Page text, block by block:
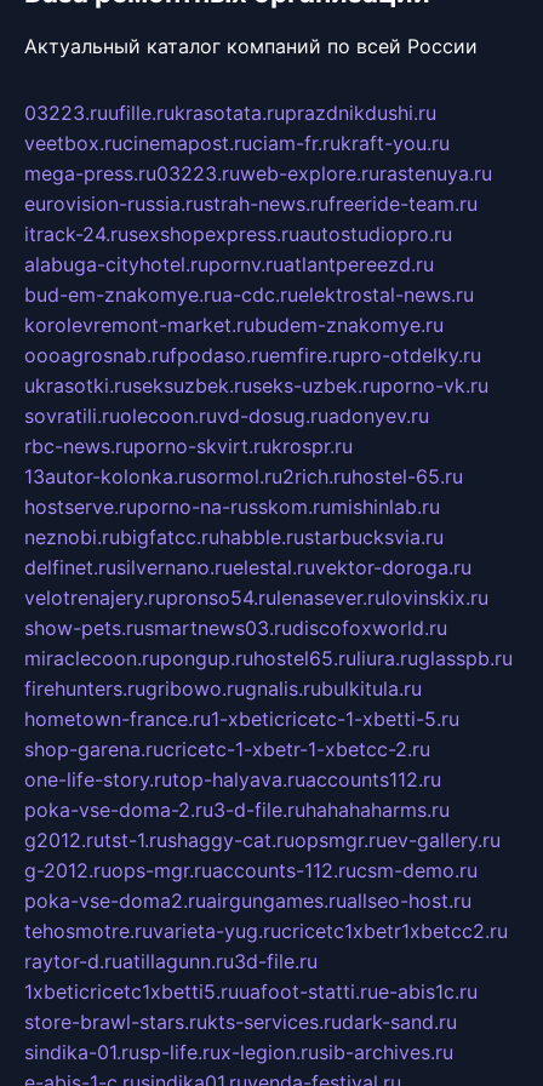
Актуальный каталог компаний по всей России
03223.ruufille.rukrasotata.ruprazdnikdushi.ru
veetbox.rucinemapost.ruciam-fr.rukraft-you.ru
mega-press.ru03223.ruweb-explore.rurastenuya.ru
eurovision-russia.rustrah-news.rufreeride-team.ru
itrack-24.rusexshopexpress.ruautostudiopro.ru
alabuga-cityhotel.rupornv.ruatlantpereezd.ru
bud-em-znakomye.rua-cdc.ruelektrostal-news.ru
korolevremont-market.rubudem-znakomye.ru
oooagrosnab.rufpodaso.ruemfire.rupro-otdelky.ru
ukrasotki.ruseksuzbek.ruseks-uzbek.ruporno-vk.ru
sovratili.ruolecoon.ruvd-dosug.ruadonyev.ru
rbc-news.ruporno-skvirt.rukrospr.ru
13autor-kolonka.rusormol.ru2rich.ruhostel-65.ru
hostserve.ruporno-na-russkom.rumishinlab.ru
neznobi.rubigfatcc.ruhabble.rustarbucksvia.ru
delfinet.rusilvernano.ruelestal.ruvektor-doroga.ru
velotrenajery.rupronso54.rulenasever.rulovinskix.ru
show-pets.rusmartnews03.rudiscofoxworld.ru
miraclecoon.rupongup.ruhostel65.ruliura.ruglasspb.ru
firehunters.rugribowo.rugnalis.rubulkitula.ru
hometown-france.ru1-xbeticricetc-1-xbetti-5.ru
shop-garena.rucricetc-1-xbetr-1-xbetcc-2.ru
one-life-story.rutop-halyava.ruaccounts112.ru
poka-vse-doma-2.ru3-d-file.ruhahahaharms.ru
g2012.rutst-1.rushaggy-cat.ruopsmgr.ruev-gallery.ru
g-2012.ruops-mgr.ruaccounts-112.rucsm-demo.ru
poka-vse-doma2.ruairgungames.ruallseo-host.ru
tehosmotre.ruvarieta-yug.rucricetc1xbetr1xbetcc2.ru
raytor-d.ruatillagunn.ru3d-file.ru
1xbeticricetc1xbetti5.ruuafoot-statti.rue-abis1c.ru
store-brawl-stars.rukts-services.rudark-sand.ru
sindika-01.rusp-life.rux-legion.rusib-archives.ru